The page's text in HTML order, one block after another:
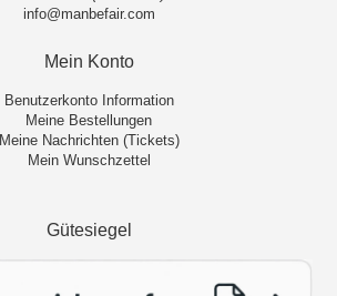
info@manbefair.com
Mein Konto
Benutzerkonto Information
Meine Bestellungen
Meine Nachrichten (Tickets)
Mein Wunschzettel
Gütesiegel